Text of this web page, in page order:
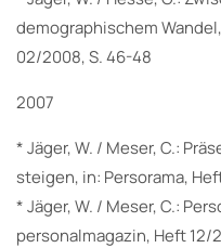
demographischem
02/2008, S. 46-48
2007
* Jäger, W. / Meser, C.:
steigen, in: Persorama,
* Jäger, W. / Meser, C.:
personalmagazin, Heft 12/